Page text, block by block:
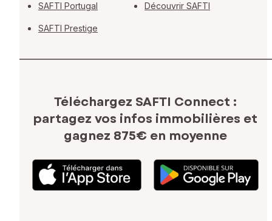
SAFTI Portugal
SAFTI Prestige
Découvrir SAFTI
Téléchargez SAFTI Connect :
partagez vos infos immobilières et
gagnez 875€ en moyenne